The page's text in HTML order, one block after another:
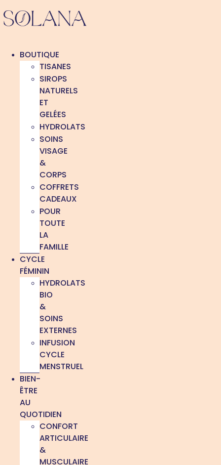
au
contenu
BOUTIQUE
TISANES
SIROPS
NATURELS
ET
GELÉES
HYDROLATS
SOINS
VISAGE
&
CORPS
COFFRETS
CADEAUX
POUR
TOUTE
LA
FAMILLE
CYCLE
FÉMININ
HYDROLATS
BIO
&
SOINS
EXTERNES
INFUSION
CYCLE
MENSTRUEL
BIEN-
ÊTRE
AU
QUOTIDIEN
CONFORT
ARTICULAIRE
&
MUSCULAIRE